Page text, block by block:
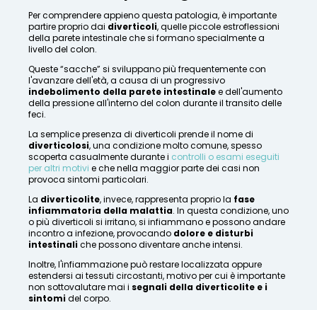
Per comprendere appieno questa patologia, è importante
partire proprio dai diverticoli, quelle piccole estroflessioni
della parete intestinale che si formano specialmente a
livello del colon.
Queste “sacche” si sviluppano più frequentemente con
l'avanzare dell'età, a causa di un progressivo
indebolimento della parete intestinalee dell'aumento
della pressione all'interno del colon durante il transito delle
feci.
La semplice presenza di diverticoli prende il nome di
diverticolosi, una condizione molto comune, spesso
scoperta casualmente durante i controlli o esami eseguiti
per altri motivi e che nella maggior parte dei casi non
provoca sintomi particolari.
La diverticolite, invece, rappresenta proprio la fase
infiammatoria della malattia. In questa condizione, uno
o più diverticoli si irritano, si infiammano e possono andare
incontro a infezione, provocando dolore e disturbi
intestinaliche possono diventare anche intensi.
Inoltre, l'infiammazione può restare localizzata oppure
estendersi ai tessuti circostanti, motivo per cui è importante
non sottovalutare mai i segnali della diverticolite e i
sintomidel corpo.